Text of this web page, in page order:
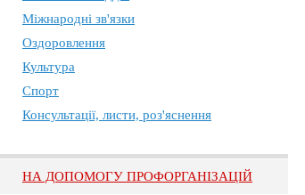
Міжнародні зв'язки
Оздоровлення
Культура
Спорт
Консультації, листи, роз'яснення
НА ДОПОМОГУ ПРОФОРГАНІЗАЦІЙ